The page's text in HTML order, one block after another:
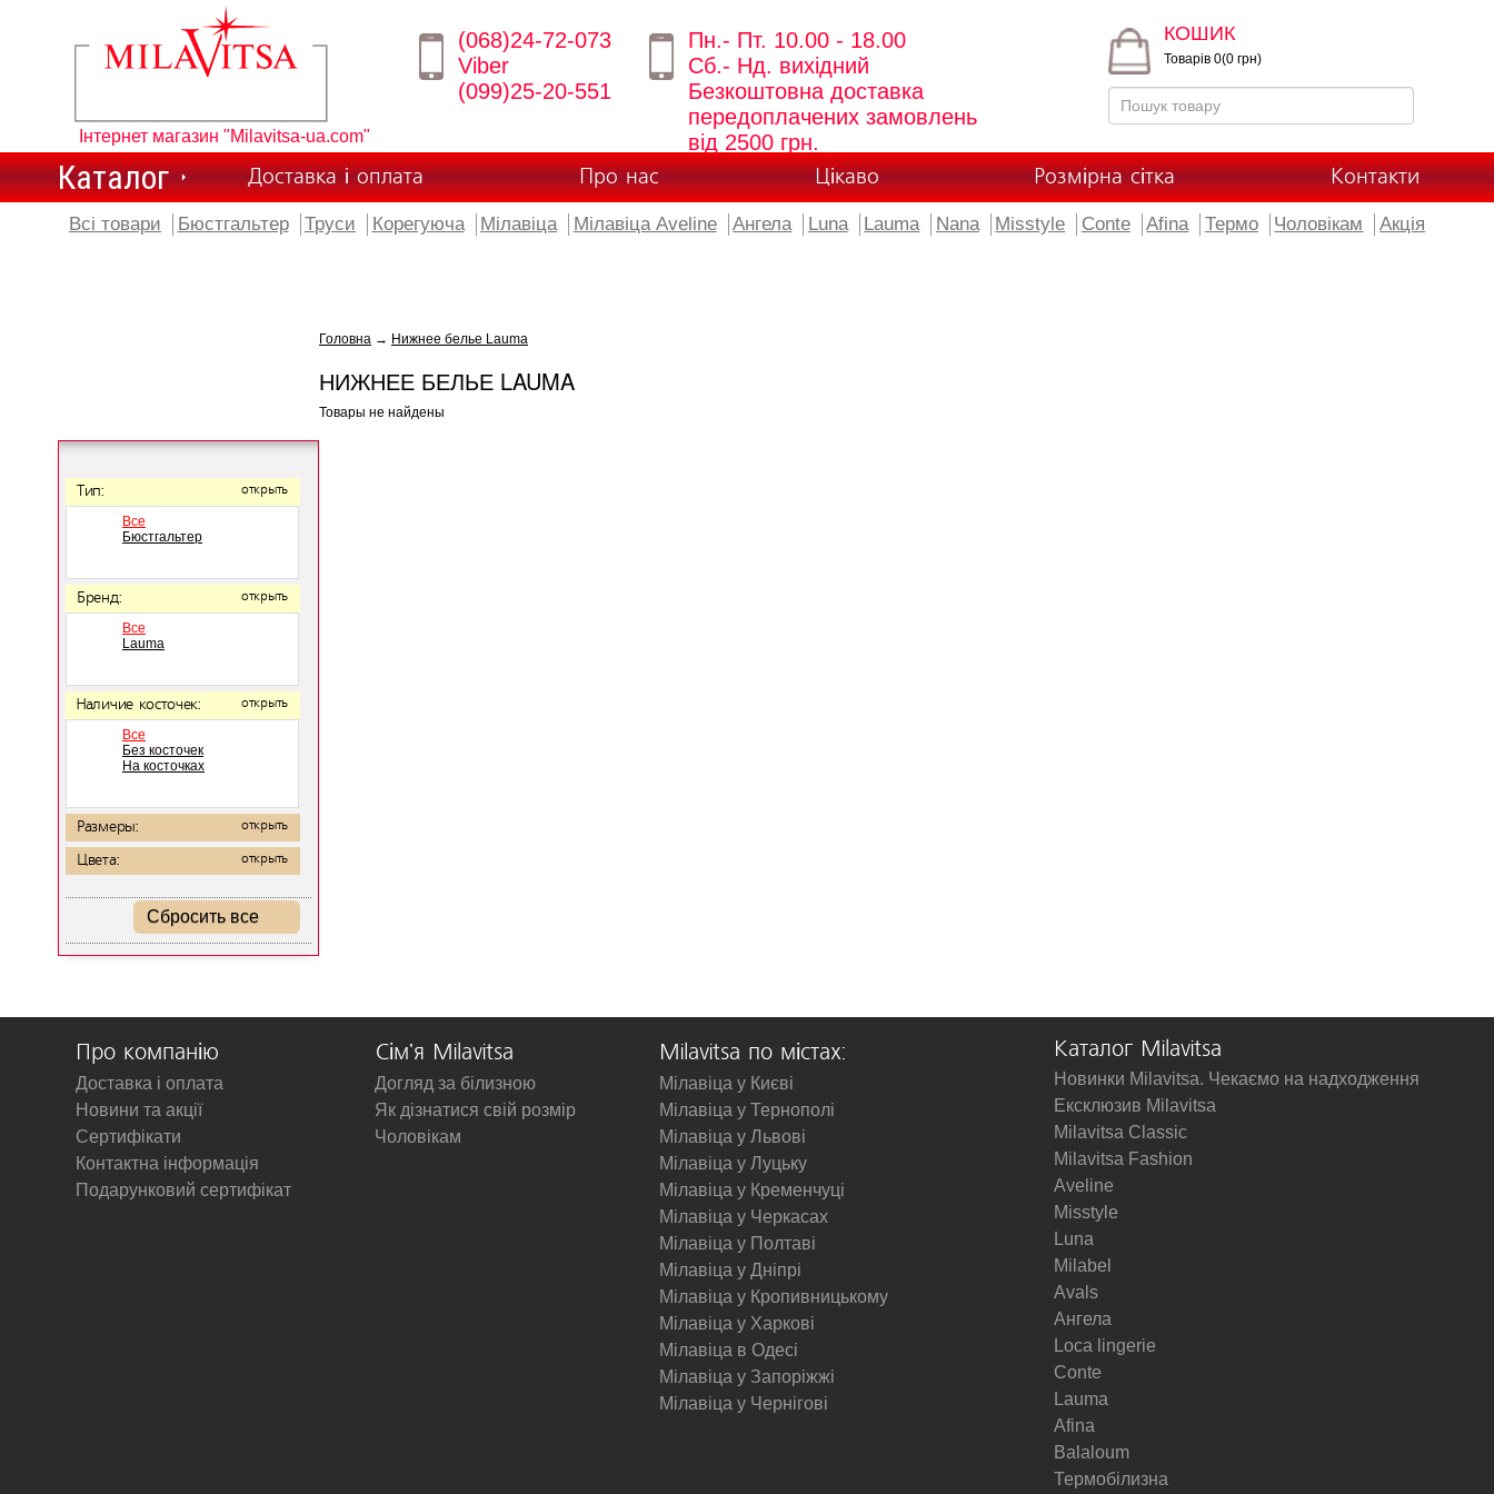
Інтернет магазин "Milavitsa-ua.com"
(068)24-72-073
Viber
(099)25-20-551
Пн.- Пт. 10.00 - 18.00
Сб.- Нд. вихідний
Безкоштовна доставка
передоплачених замовлень
від 2500 грн.
КОШИК
Товарів 0(0 грн)
Каталог Доставка і оплата Про нас Цікаво Розмірна сітка Контакти
Всі товари Бюстгальтер Труси Корегуюча Мілавіца Мілавіца Aveline Ангела Luna Lauma Nana Misstyle Conte Afina Термо Чоловікам Акція
Тип: открыть
Все
Бюстгальтер
Бренд: открыть
Все
Lauma
Наличие косточек: открыть
Все
Без косточек
На косточках
Размеры: открыть
Цвета: открыть
Сбросить все
Головна → Нижнее белье Lauma
НИЖНЕЕ БЕЛЬЕ LAUMA
Товары не найдены
Про компанію
Доставка і оплата
Новини та акції
Сертифікати
Контактна інформація
Подарунковий сертифікат
Сім'я Milavitsa
Догляд за білизною
Як дізнатися свій розмір
Чоловікам
Milavitsa по містах:
Мілавіца у Києві
Мілавіца у Тернополі
Мілавіца у Львові
Мілавіца у Луцьку
Мілавіца у Кременчуці
Мілавіца у Черкасах
Мілавіца у Полтаві
Мілавіца у Дніпрі
Мілавіца у Кропивницькому
Мілавіца у Харкові
Мілавіца в Одесі
Мілавіца у Запоріжжі
Мілавіца у Чернігові
Каталог Milavitsa
Новинки Milavitsa. Чекаємо на надходження
Ексклюзив Milavitsa
Milavitsa Classic
Milavitsa Fashion
Aveline
Misstyle
Luna
Milabel
Avals
Ангела
Loca lingerie
Conte
Lauma
Afina
Balaloum
Термобілизна